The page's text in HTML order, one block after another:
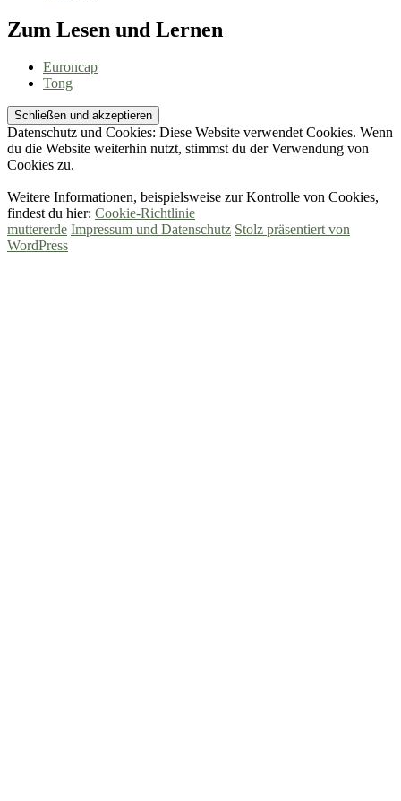
Zum Lesen und Lernen
Euroncap
Tong
Datenschutz und Cookies: Diese Website verwendet Cookies. Wenn
du die Website weiterhin nutzt, stimmst du der Verwendung von
Cookies zu.
Weitere Informationen, beispielsweise zur Kontrolle von Cookies,
findest du hier: Cookie-Richtlinie
muttererde Impressum und Datenschutz Stolz präsentiert von
WordPress